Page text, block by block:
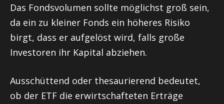
Das Fondsvolumen sollte möglichst groß sein,
da ein zu kleiner Fonds ein höheres Risiko
birgt, dass er aufgelöst wird, falls große
Investoren ihr Kapital abziehen.
Ausschüttend oder thesaurierend bedeutet,
ob der ETF die erwirtschafteten Erträge